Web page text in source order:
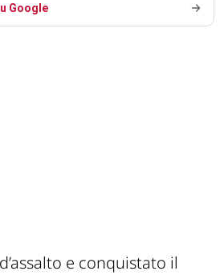
Google
e conquistato il